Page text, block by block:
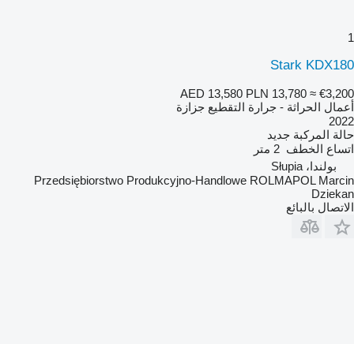
1
Stark KDX180
AED 13,580 PLN 13,780 ≈ €3,200
أعمال الحراثة - جرارة التقطيع جزازة
2022
حالة المركبة جديد
اتساع الخطف 2 متر
بولندا، Słupia
Przedsiębiorstwo Produkcyjno-Handlowe ROLMAPOL Marcin
Dziekan
الاتصال بالبائع